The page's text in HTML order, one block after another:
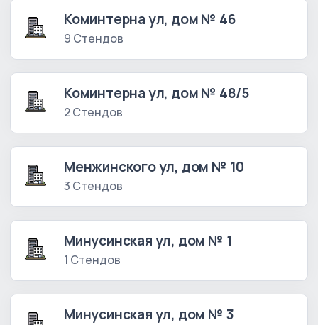
Коминтерна ул, дом № 46
9 Стендов
Коминтерна ул, дом № 48/5
2 Стендов
Менжинского ул, дом № 10
3 Стендов
Минусинская ул, дом № 1
1 Стендов
Минусинская ул, дом № 3